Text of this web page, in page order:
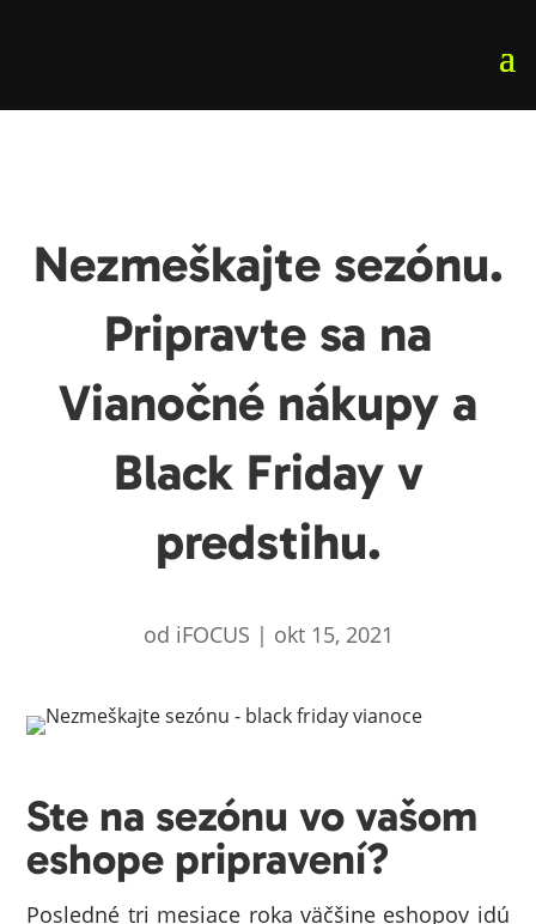
Nezmeškajte sezónu.
Pripravte sa na
Vianočné nákupy a
Black Friday v
predstihu.
od iFOCUS | okt 15, 2021
Ste na sezónu vo vašom
eshope pripravení?
Posledné tri mesiace roka väčšine eshopov idú